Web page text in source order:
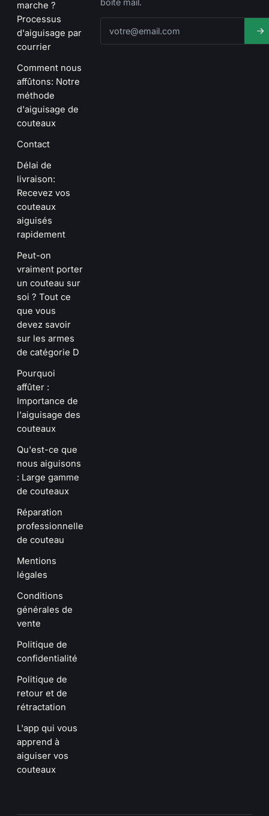
marche ?
Processus
d'aiguisage par
courrier
Comment nous
affûtons: Notre
méthode
d'aiguisage de
couteaux
Contact
Délai de
livraison:
Recevez vos
couteaux
aiguisés
rapidement
Peut-on
vraiment porter
un couteau sur
soi ? Tout ce
que vous
devez savoir
sur les armes
de catégorie D
Pourquoi
affûter :
Importance de
l'aiguisage des
couteaux
Qu'est-ce que
nous aiguisons
: Large gamme
de couteaux
Réparation
professionnelle
de couteau
Mentions
légales
Conditions
générales de
vente
Politique de
confidentialité
Politique de
retour et de
rétractation
L'app qui vous
apprend à
aiguiser vos
couteaux
boîte mail.